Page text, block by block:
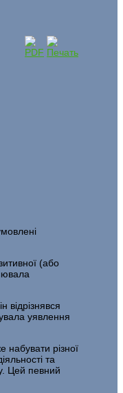
(або
відрізнявся
уявлення
набувати різної
та
Цей певний